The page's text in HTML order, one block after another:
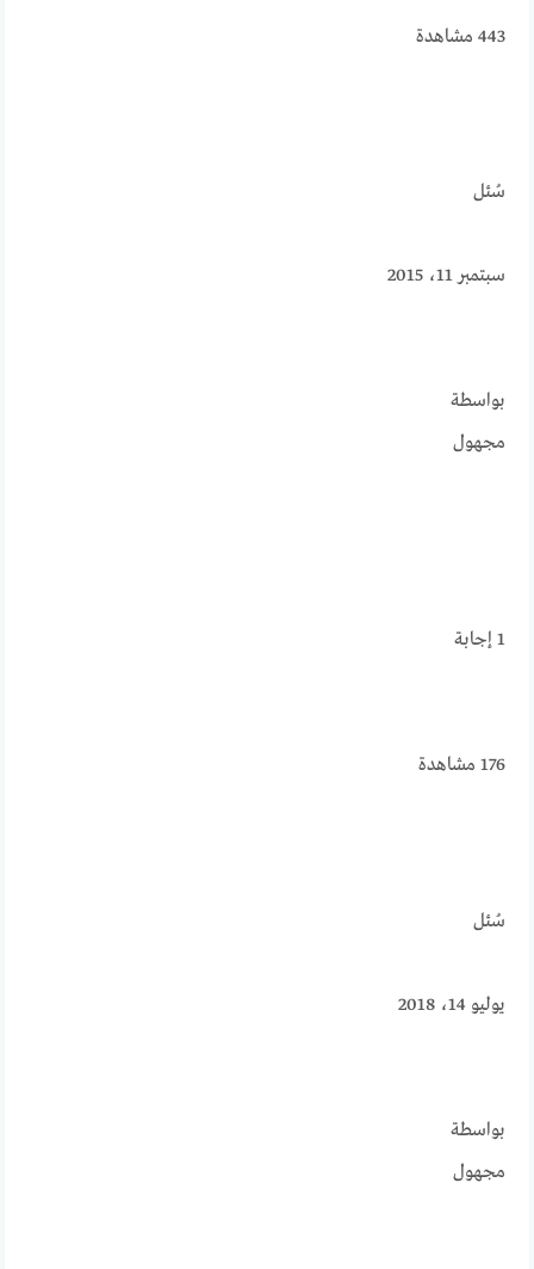
443 مشاهدة
سُئل
سبتمبر 11، 2015
بواسطة
مجهول
1 إجابة
176 مشاهدة
سُئل
يوليو 14، 2018
بواسطة
مجهول